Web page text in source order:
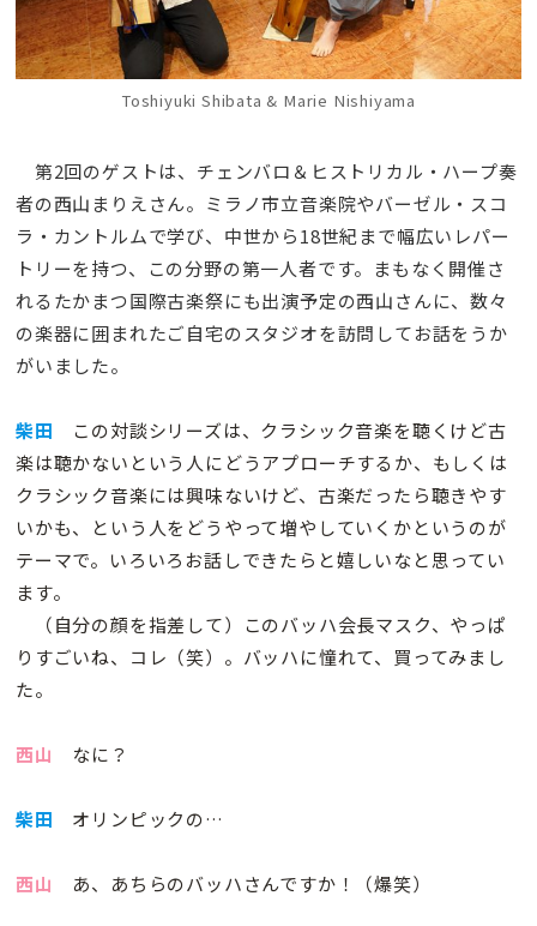
Toshiyuki Shibata & Marie Nishiyama
第2回のゲストは、チェンバロ＆ヒストリカル・ハープ奏
者の西山まりえさん。ミラノ市立音楽院やバーゼル・スコ
ラ・カントルムで学び、中世から18世紀まで幅広いレパー
トリーを持つ、この分野の第一人者です。まもなく開催さ
れるたかまつ国際古楽祭にも出演予定の西山さんに、数々
の楽器に囲まれたご自宅のスタジオを訪問してお話をうか
がいました。
柴田 この対談シリーズは、クラシック音楽を聴くけど古
楽は聴かないという人にどうアプローチするか、もしくは
クラシック音楽には興味ないけど、古楽だったら聴きやす
いかも、という人をどうやって増やしていくかというのが
テーマで。いろいろお話しできたらと嬉しいなと思ってい
ます。
（自分の顔を指差して）このバッハ会長マスク、やっぱ
りすごいね、コレ（笑）。バッハに憧れて、買ってみまし
た。
西山 なに？
柴田 オリンピックの…
西山 あ、あちらのバッハさんですか！（爆笑）